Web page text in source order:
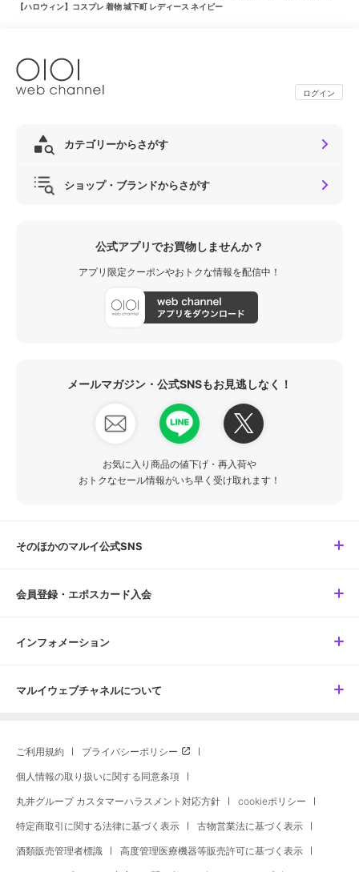
【ハロウィン】コスプレ 着物 城下町 レディース ネイビー
ログイン
カテゴリーからさがす
ショップ・ブランドからさがす
公式アプリでお買物しませんか？
アプリ限定クーポンやおトクな情報を配信中！
メールマガジン・公式SNSもお見逃しなく！
お気に入り商品の値下げ・再入荷や
おトクなセール情報がいち早く受け取れます！
そのほかのマルイ公式SNS
会員登録・エポスカード入会
インフォメーション
マルイウェブチャネルについて
ご利用規約 プライバシーポリシー
個人情報の取り扱いに関する同意条項
丸井グループ カスタマーハラスメント対応方針 cookieポリシー
特定商取引に関する法律に基づく表示 古物営業法に基づく表示
酒類販売管理者標識 高度管理医療機器等販売許可に基づく表示